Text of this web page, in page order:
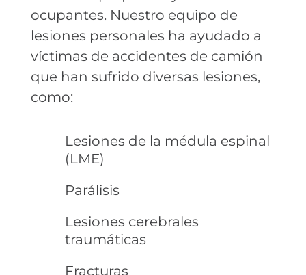
ocupantes. Nuestro equipo de
lesiones personales ha ayudado a
víctimas de accidentes de camión
que han sufrido diversas lesiones,
como:
Lesiones de la médula espinal
(LME)
Parálisis
Lesiones cerebrales
traumáticas
Fracturas